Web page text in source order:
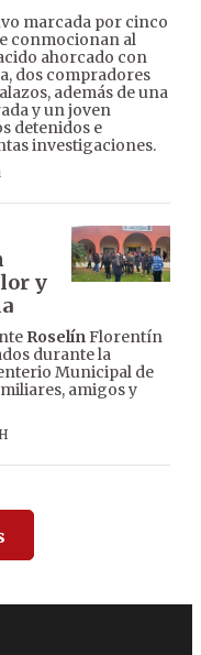
marcada por cinco
conmocionan al
ahorcado con
dos compradores
además de una
y un joven
detenidos e
investigaciones.
y
RoselínFlorentín
durante la
Municipal de
amigos y